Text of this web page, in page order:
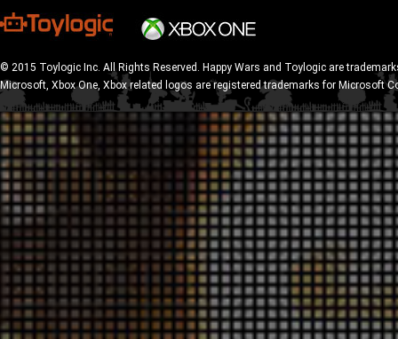
© 2015 Toylogic Inc. All Rights Reserved. Happy Wars and Toylogic are
Microsoft, Xbox One, Xbox related logos are registered trademarks for Microsoft